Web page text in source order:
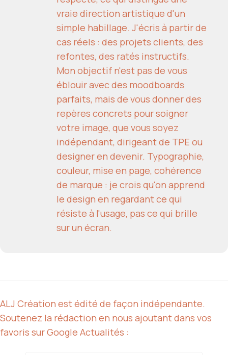
vraie direction artistique d'un
simple habillage. J'écris à partir de
cas réels : des projets clients, des
refontes, des ratés instructifs.
Mon objectif n'est pas de vous
éblouir avec des moodboards
parfaits, mais de vous donner des
repères concrets pour soigner
votre image, que vous soyez
indépendant, dirigeant de TPE ou
designer en devenir. Typographie,
couleur, mise en page, cohérence
de marque : je crois qu'on apprend
le design en regardant ce qui
résiste à l'usage, pas ce qui brille
sur un écran.
ALJ Création est édité de façon indépendante.
Soutenez la rédaction en nous ajoutant dans vos
favoris sur Google Actualités :